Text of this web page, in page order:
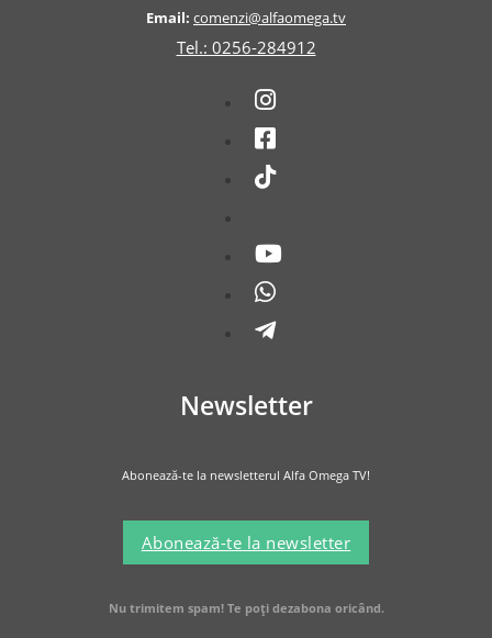
Email: comenzi@alfaomega.tv
Tel.: 0256-284912
Newsletter
Abonează-te la newsletterul Alfa Omega TV!
Abonează-te la newsletter
Nu trimitem spam! Te poți dezabona oricând.